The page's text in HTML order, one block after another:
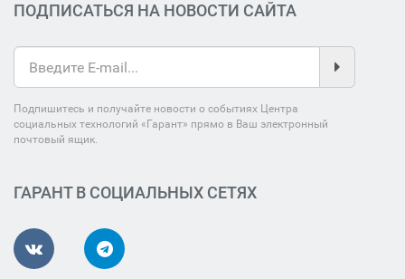
ПОДПИСАТЬСЯ НА НОВОСТИ САЙТА
Подпишитесь и получайте новости о событиях Центра
социальных технологий «Гарант» прямо в Ваш электронный
почтовый ящик.
ГАРАНТ В СОЦИАЛЬНЫХ СЕТЯХ